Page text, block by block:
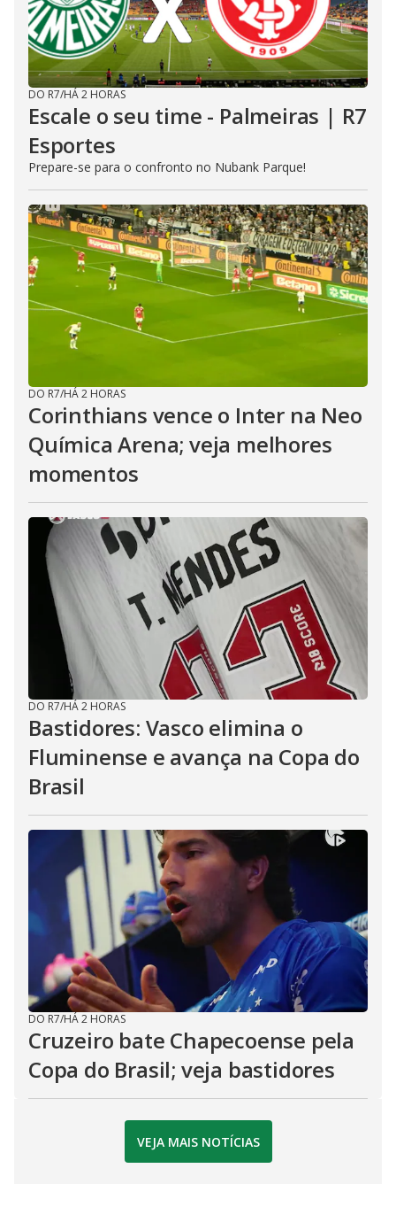
DO R7/HÁ 2 HORAS
Escale o seu time - Palmeiras | R7
Esportes
Prepare-se para o confronto no Nubank Parque!
DO R7/HÁ 2 HORAS
Corinthians vence o Inter na Neo
Química Arena; veja melhores
momentos
DO R7/HÁ 2 HORAS
Bastidores: Vasco elimina o
Fluminense e avança na Copa do
Brasil
DO R7/HÁ 2 HORAS
Cruzeiro bate Chapecoense pela
Copa do Brasil; veja bastidores
VEJA MAIS NOTÍCIAS